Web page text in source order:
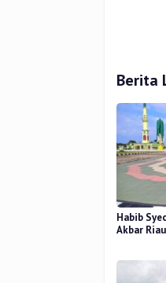
Berita
Habib
Akbar